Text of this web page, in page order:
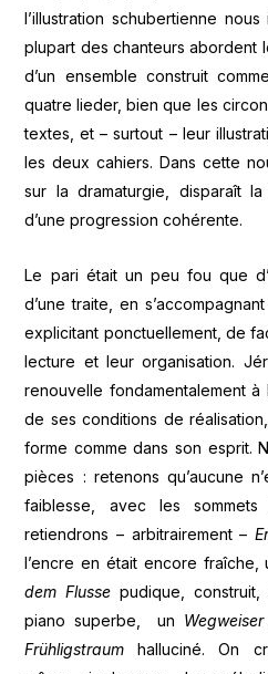
l’illustration schubertienne
plupart des chanteurs abordent
d’un ensemble construit
quatre lieder, bien que les
textes, et – surtout – leur
les deux cahiers. Dans cette
sur la dramaturgie, disparaît
d’une progression cohérente.
Le pari était un peu fou que
d’une traite, en
explicitant ponctuellement, de
lecture et leur organisation.
renouvelle fondamentalement
de ses conditions de
forme comme dans son esprit.
pièces : retenons qu’aucune
faiblesse, avec les
retiendrons – arbitrairement –
l’encre en était encore
dem Flusse pudique, construit,
piano superbe, un Wegweiser
Frühligstraum halluciné. On